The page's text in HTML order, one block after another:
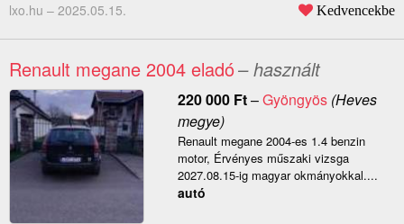
lxo.hu – 2025.05.15. Kedvencekbe
Renault megane 2004 eladó– használt
220 000 Ft–Gyöngyös(Heves
megye)
Renault megane 2004-es 1.4 benzin
motor, Érvényes műszaki vizsga
2027.08.15-ig magyar okmányokkal....
autó